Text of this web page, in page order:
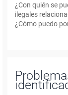
¿Con quién se
ilegales
¿Cómo puedo